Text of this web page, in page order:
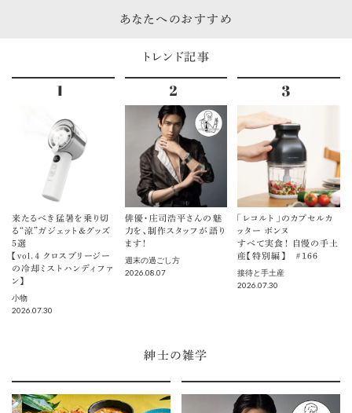
あなたへのおすすめ
トレンド記事
来たるべき猛暑を乗り切
る“涼”ガジェット＆グッズ
5選
【vol.４ クロスブリージー
の冷却ミストハンディファ
ン】
小物
2026.07.30
俳優・庄司浩平さんの魅
力を、制作スタッフが語り
ます！
週末の過ごし方
2026.08.07
「レコルト」のカプセルカ
ッター ボンヌ
すべて実食！ 自慢の手土
産【特別編】 ＃166
接待と手土産
2026.07.30
紳士の雑学